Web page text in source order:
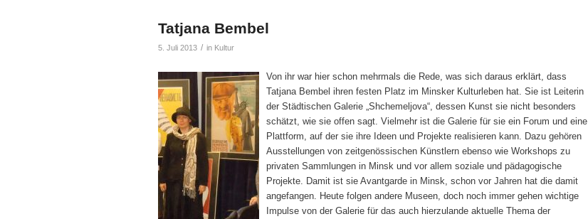
Tatjana Bembel
5. Juli 2013 / in Kultur
Von ihr war hier schon mehrmals die Rede, was sich daraus erklärt, dass
Tatjana Bembel ihren festen Platz im Minsker Kulturleben hat. Sie ist Leiterin
der Städtischen Galerie „Shchemeljova“, dessen Kunst sie nicht besonders
schätzt, wie sie offen sagt. Vielmehr ist die Galerie für sie ein Forum und eine
Plattform, auf der sie ihre Ideen und Projekte realisieren kann. Dazu gehören
Ausstellungen von zeitgenössischen Künstlern ebenso wie Workshops zu
privaten Sammlungen in Minsk und vor allem soziale und pädagogische
Projekte. Damit ist sie Avantgarde in Minsk, schon vor Jahren hat die damit
angefangen. Heute folgen andere Museen, doch noch immer gehen wichtige
Impulse von der Galerie für das auch hierzulande aktuelle Thema der